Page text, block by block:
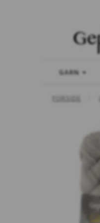
GARN
FORSIDE